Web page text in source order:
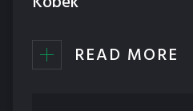
READ MORE